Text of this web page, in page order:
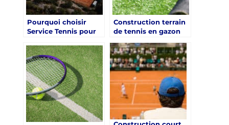
Pourquoi choisir
Service Tennis pour
des courts de tennis
endommagés dans
les Alpes-Maritimes ?
Construction terrain
de tennis en gazon
Service Tennis offre-
t-il des conseils sur
l’éclairage optimal
pour les terrains de
tennis ?